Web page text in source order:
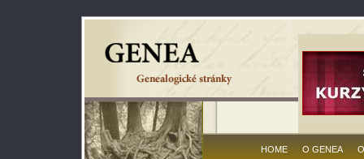
HOME O GENEA